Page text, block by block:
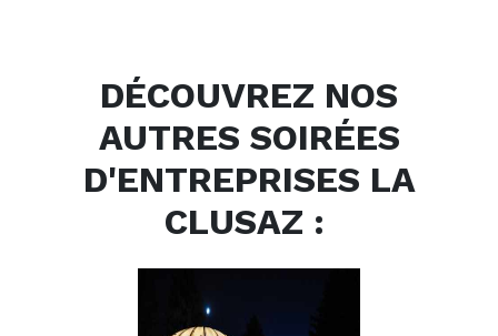
DÉCOUVREZ NOS
AUTRES SOIRÉES
D'ENTREPRISES LA
CLUSAZ :